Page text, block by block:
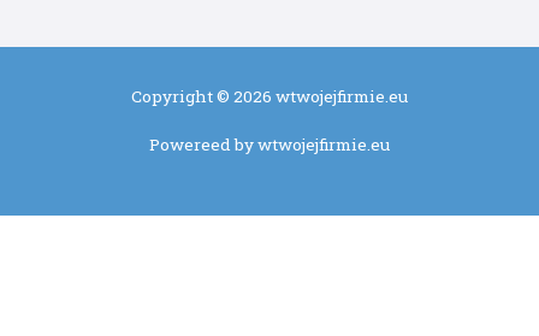
Copyright © 2026 wtwojejfirmie.eu
Powereed by wtwojejfirmie.eu